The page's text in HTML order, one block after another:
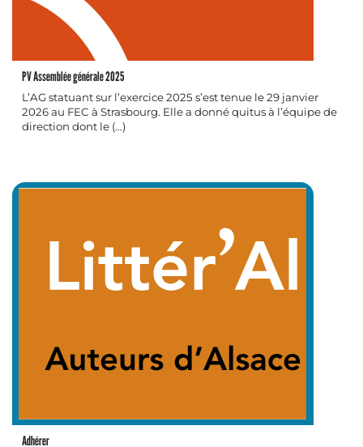
PV Assemblée générale 2025
L’AG statuant sur l’exercice 2025 s’est tenue le 29 janvier
2026 au FEC à Strasbourg. Elle a donné quitus à l’équipe de
direction dont le (…)
Adhérer